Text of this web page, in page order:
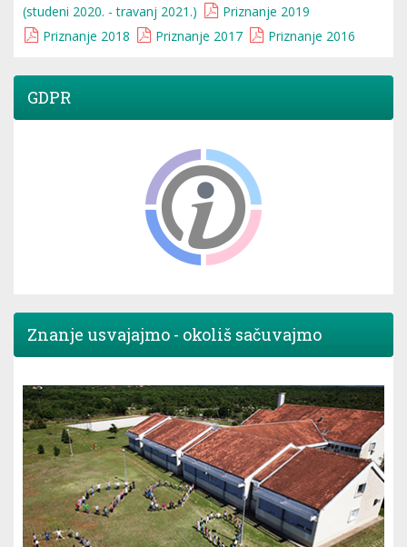
(studeni 2020. - travanj 2021.)
Priznanje 2019
Priznanje 2018
Priznanje 2017 Priznanje 2016
GDPR
Znanje usvajajmo - okoliš sačuvajmo